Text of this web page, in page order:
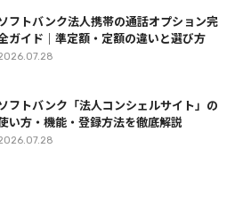
フトバンク法人携帯の通話オプション完
ガイド｜準定額・定額の違いと選び方
フトバンク「法人コンシェルサイト」の
い方・機能・登録方法を徹底解説